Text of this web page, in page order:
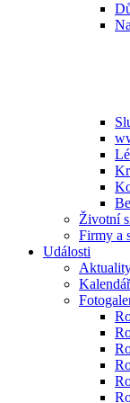
Životní
Firmy a
Události